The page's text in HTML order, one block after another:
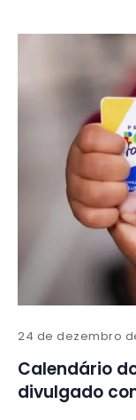
24 de dezembro
Calendário
divulgado